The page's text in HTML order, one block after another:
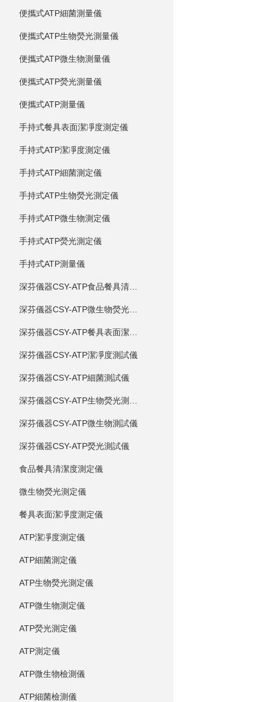
便攜式ATP細菌測量儀
便攜式ATP生物熒光測量儀
便攜式ATP微生物測量儀
便攜式ATP熒光測量儀
便攜式ATP測量儀
手持式餐具表面潔凈度測定儀
手持式ATP潔凈度測定儀
手持式ATP細菌測定儀
手持式ATP生物熒光測定儀
手持式ATP微生物測定儀
手持式ATP熒光測定儀
手持式ATP測量儀
深芬儀器CSY-ATP潔凈度測試儀
深芬儀器CSY-ATP細菌測試儀
深芬儀器CSY-ATP微生物測試儀
深芬儀器CSY-ATP熒光測試儀
食品餐具清潔度測定儀
微生物熒光測定儀
餐具表面潔凈度測定儀
ATP潔凈度測定儀
ATP細菌測定儀
ATP生物熒光測定儀
ATP微生物測定儀
ATP熒光測定儀
ATP測定儀
ATP微生物檢測儀
ATP細菌檢測儀